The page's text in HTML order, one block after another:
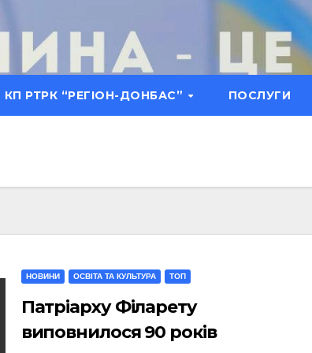
КП РТРК “РЕГІОН-ДОНБАС” ПОСЛУГИ
НОВИНИ ОСВІТА ТА КУЛЬТУРА ТОП
Патріарху Філарету
виповнилося 90 років